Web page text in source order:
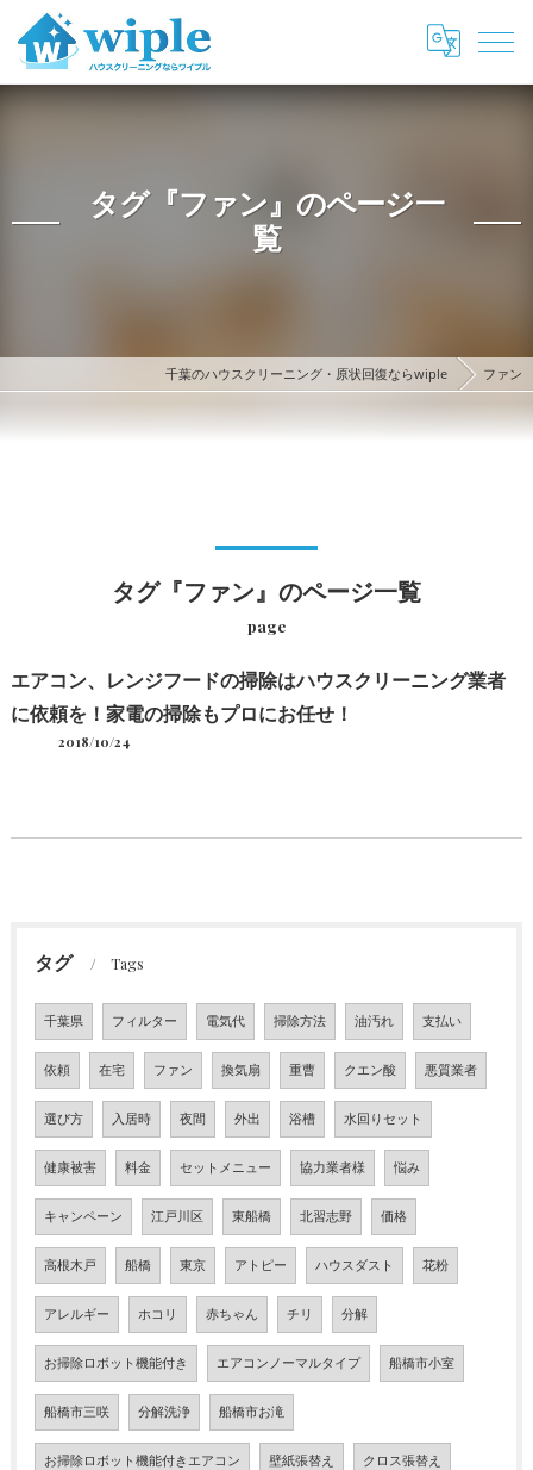
タグ『ファン』のページ一
覧
千葉のハウスクリーニング・原状回復ならwiple ファン
タグ『ファン』のページ一覧
page
エアコン、レンジフードの掃除はハウスクリーニング業者
に依頼を！家電の掃除もプロにお任せ！
2018/10/24
タグ Tags
千葉県 フィルター 電気代 掃除方法 油汚れ 支払い
依頼 在宅 ファン 換気扇 重曹 クエン酸 悪質業者
選び方 入居時 夜間 外出 浴槽 水回りセット
健康被害 料金 セットメニュー 協力業者様 悩み
キャンペーン 江戸川区 東船橋 北習志野 価格
高根木戸 船橋 東京 アトピー ハウスダスト 花粉
アレルギー ホコリ 赤ちゃん チリ 分解
お掃除ロボット機能付き エアコンノーマルタイプ 船橋市小室
船橋市三咲 分解洗浄 船橋市お滝
お掃除ロボット機能付きエアコン 壁紙張替え クロス張替え